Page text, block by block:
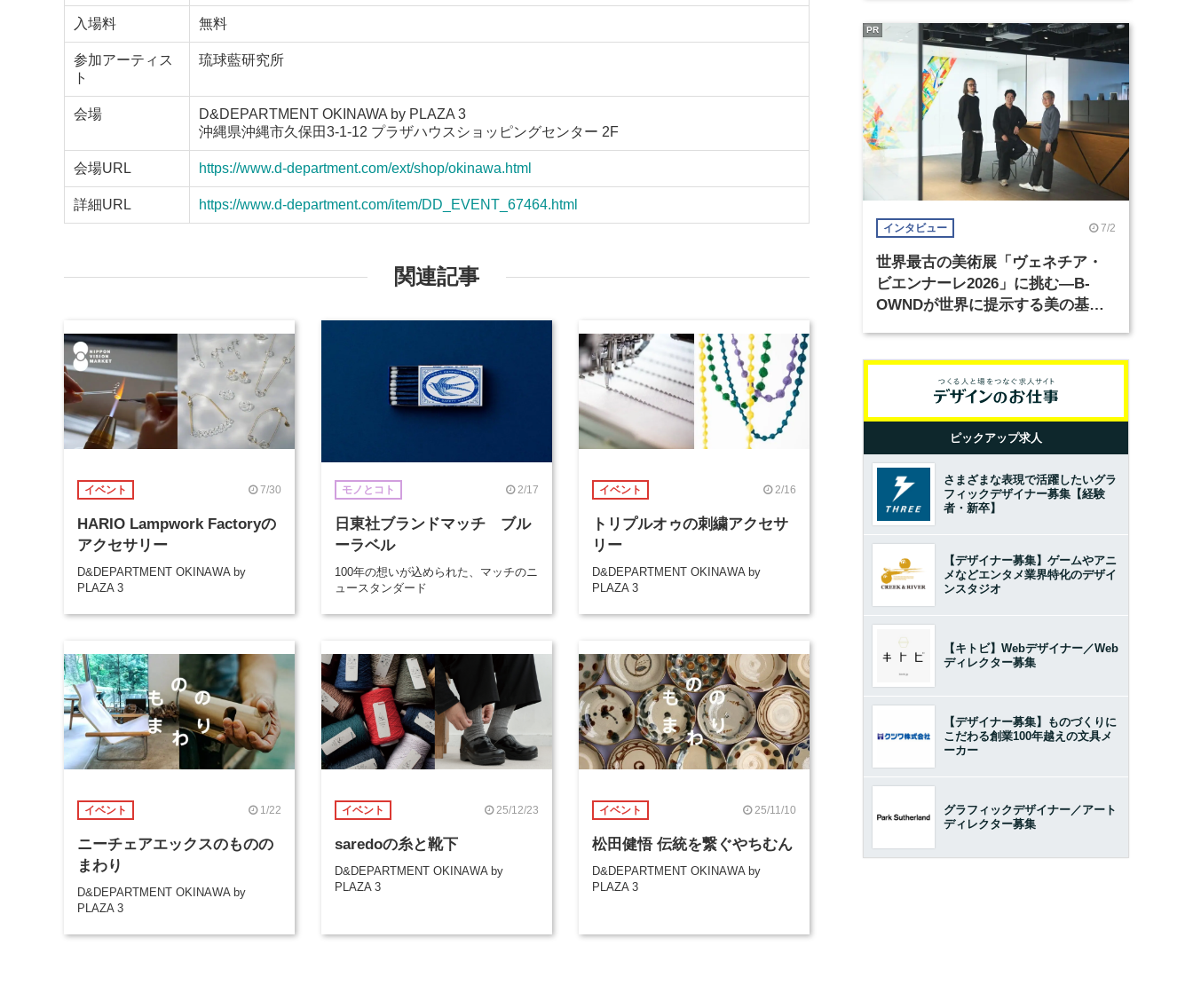
入場料 無料
参加アーティス
ト
琉球藍研究所
会場
D&DEPARTMENT OKINAWA by PLAZA 3
沖縄県沖縄市久保田3-1-12 プラザハウスショッピングセンター 2F
会場URL https://www.d-department.com/ext/shop/okinawa.html
詳細URL https://www.d-department.com/item/DD_EVENT_67464.html
関連記事
イベント 7/30
HARIO Lampwork Factoryの
アクセサリー
D&DEPARTMENT OKINAWA by
PLAZA 3
モノとコト 2/17
日東社ブランドマッチ ブル
ーラベル
100年の想いが込められた、マッチのニ
ュースタンダード
イベント 2/16
トリプルオゥの刺繍アクセサ
リー
D&DEPARTMENT OKINAWA by
PLAZA 3
イベント 1/22
ニーチェアエックスのものの
まわり
D&DEPARTMENT OKINAWA by
PLAZA 3
イベント 25/12/23
saredoの糸と靴下
D&DEPARTMENT OKINAWA by
PLAZA 3
イベント 25/11/10
松田健悟 伝統を繋ぐやちむん
D&DEPARTMENT OKINAWA by
PLAZA 3
インタビュー 7/2
世界最古の美術展「ヴェネチア・
ビエンナーレ2026」に挑む―B-
OWNDが世界に提示する美の基準
PR
ピックアップ求人
さまざまな表現で活躍したいグラ
フィックデザイナー募集【経験
者・新卒】
【デザイナー募集】ゲームやアニ
メなどエンタメ業界特化のデザイ
ンスタジオ
【キトビ】Webデザイナー／Web
ディレクター募集
【デザイナー募集】ものづくりに
こだわる創業100年越えの文具メ
ーカー
グラフィックデザイナー／アート
ディレクター募集